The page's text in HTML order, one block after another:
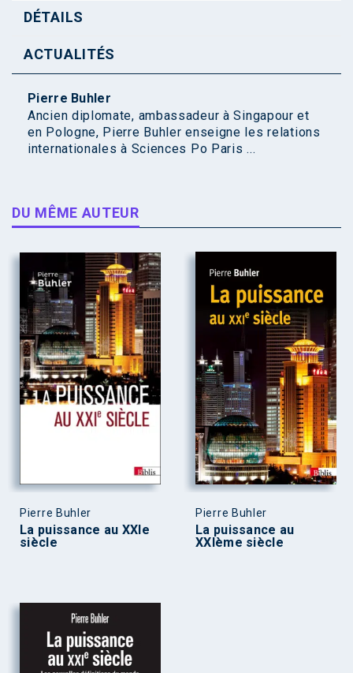
DÉTAILS
ACTUALITÉS
Pierre Buhler
Ancien diplomate, ambassadeur à Singapour et
en Pologne, Pierre Buhler enseigne les relations
internationales à Sciences Po Paris ...
DU MÊME AUTEUR
Pierre Buhler
La puissance au XXIe
siècle
Pierre Buhler
La puissance au
XXIème siècle